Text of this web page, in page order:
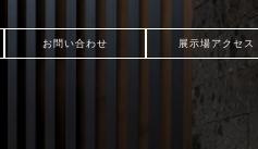
お問い合わせ
展示場アクセス